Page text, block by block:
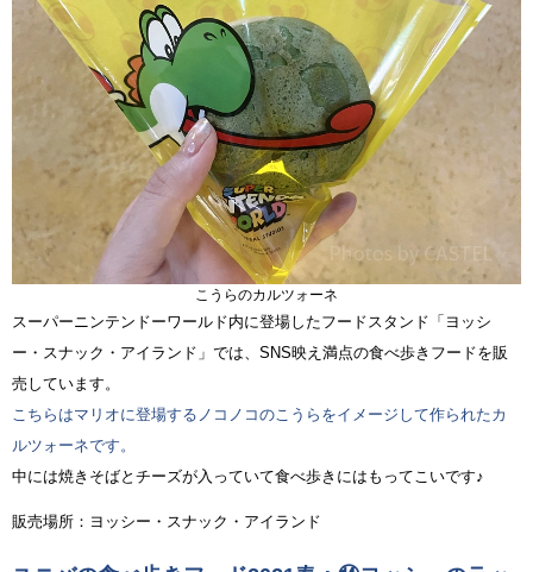
こうらのカルツォーネ
スーパーニンテンドーワールド内に登場したフードスタンド「ヨッシ
ー・スナック・アイランド」では、SNS映え満点の食べ歩きフードを販
売しています。
こちらはマリオに登場するノコノコのこうらをイメージして作られたカ
ルツォーネです。
中には焼きそばとチーズが入っていて食べ歩きにはもってこいです♪
販売場所：ヨッシー・スナック・アイランド